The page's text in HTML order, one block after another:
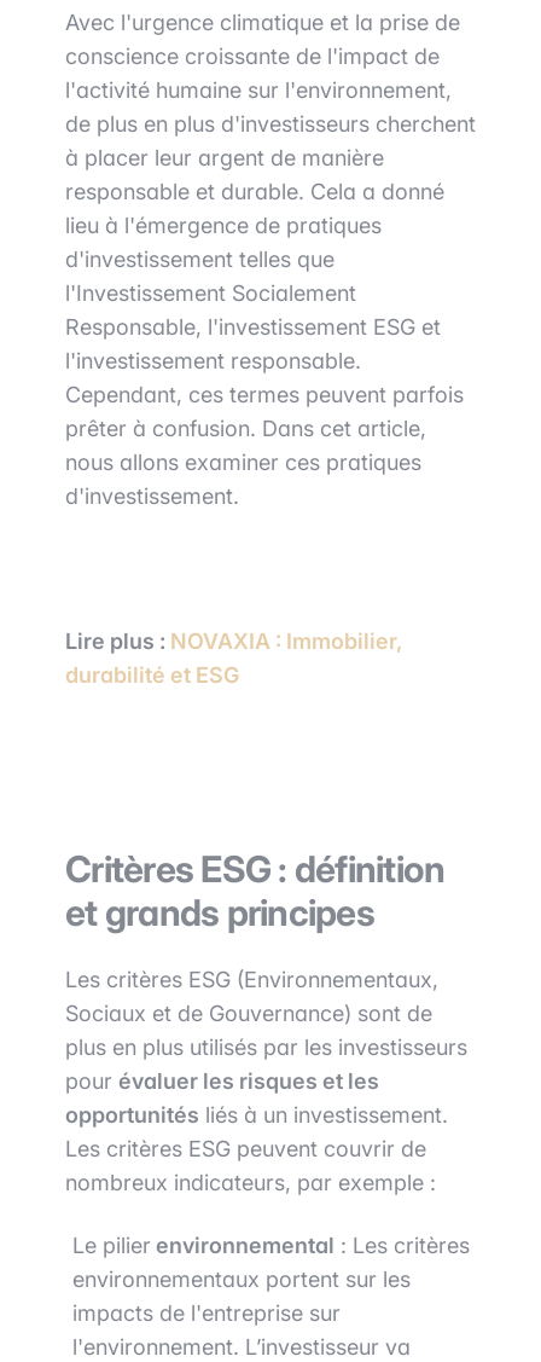
Avec l'urgence climatique et la prise de
conscience croissante de l'impact de
l'activité humaine sur l'environnement,
de plus en plus d'investisseurs cherchent
à placer leur argent de manière
responsable et durable. Cela a donné
lieu à l'émergence de pratiques
d'investissement telles que
l'Investissement Socialement
Responsable, l'investissement ESG et
l'investissement responsable.
Cependant, ces termes peuvent parfois
prêter à confusion. Dans cet article,
nous allons examiner ces pratiques
d'investissement.
Lire plus : NOVAXIA : Immobilier,
durabilité et ESG
Critères ESG : définition
et grands principes
Les critères ESG (Environnementaux,
Sociaux et de Gouvernance) sont de
plus en plus utilisés par les investisseurs
pour évaluer les risques et les
opportunités liés à un investissement.
Les critères ESG peuvent couvrir de
nombreux indicateurs, par exemple :
Le pilier environnemental : Les critères
environnementaux portent sur les
impacts de l'entreprise sur
l'environnement. L’investisseur va